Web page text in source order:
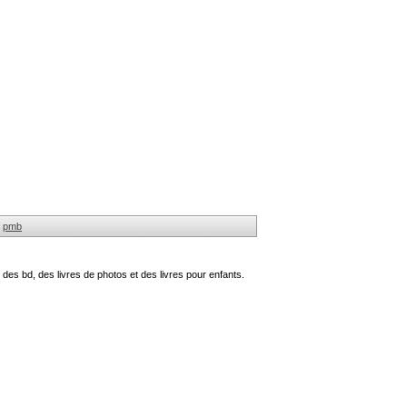
pmb
bd, des livres de photos et des livres pour enfants.